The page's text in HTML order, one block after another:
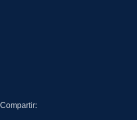
Compartir: